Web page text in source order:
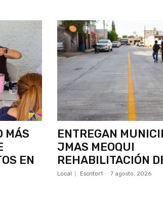
MÁS
EN
ENTREGAN
JMAS MEOQUI
REHABILITACIÓN
Local Escritor1 - 7 agosto, 2026